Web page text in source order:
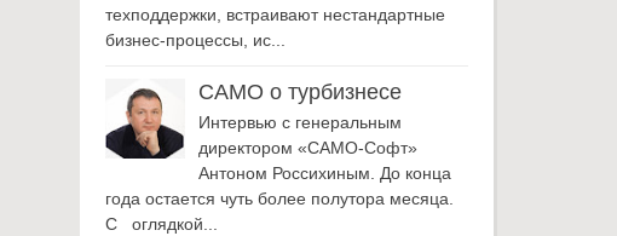
техподдержки, встраивают нестандартные
бизнес-процессы, ис...
САМО о турбизнесе
Интервью с генеральным
директором «САМО-Софт»
Антоном Россихиным. До конца
года остается чуть более полутора месяца.
С оглядкой...